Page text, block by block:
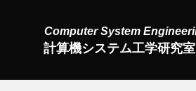
計算機システム工学研究室